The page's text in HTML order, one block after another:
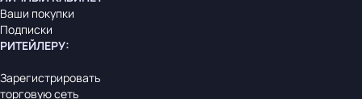
Ваши покупки
Подписки
РИТЕЙЛЕРУ:
Зарегистрировать
торговую сеть